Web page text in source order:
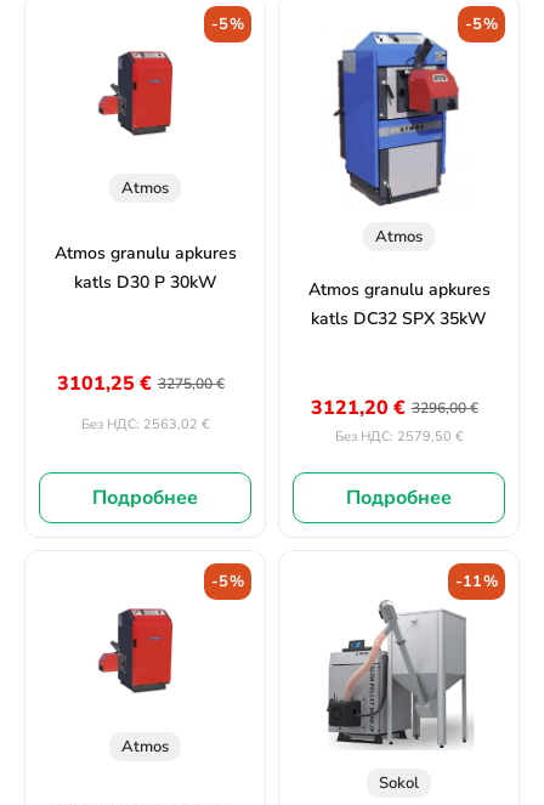
-5%
Atmos
Atmos granulu apkures
katls D30 P 30kW
3275,00€
3101,25 €
Без НДС: 2563,02 €
Подробнее
-5%
Atmos
Atmos granulu apkures
katls DC32 SPX 35kW
3296,00€
3121,20 €
Без НДС: 2579,50 €
Подробнее
-5%
Atmos
-11%
Sokol